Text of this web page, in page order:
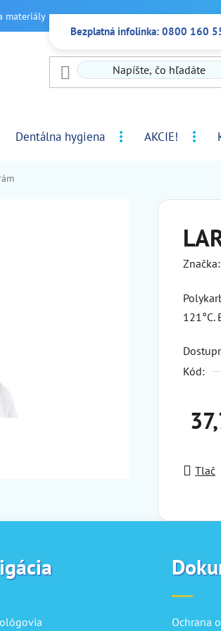
Bezplatná infolinka: 0800 160
materiály
Dentálna hygiena AKCIE!
Značka:
121°C.
Kód:
Tlač
Ochrana